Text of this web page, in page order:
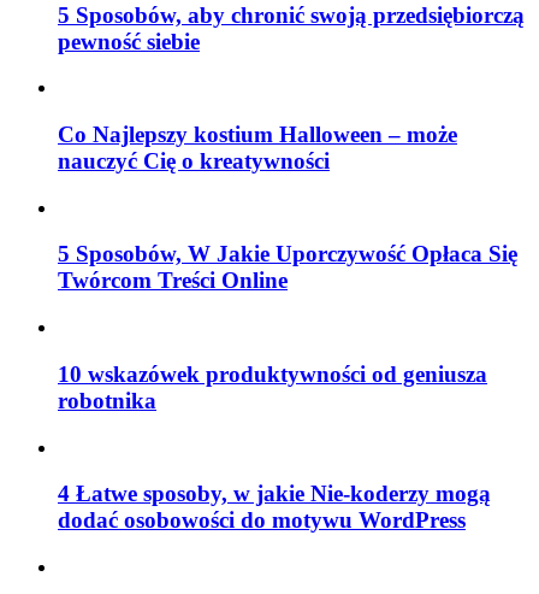
5 Sposobów, aby chronić swoją przedsiębiorczą
pewność siebie
Co Najlepszy kostium Halloween – może
nauczyć Cię o kreatywności
5 Sposobów, W Jakie Uporczywość Opłaca Się
Twórcom Treści Online
10 wskazówek produktywności od geniusza
robotnika
4 Łatwe sposoby, w jakie Nie-koderzy mogą
dodać osobowości do motywu WordPress